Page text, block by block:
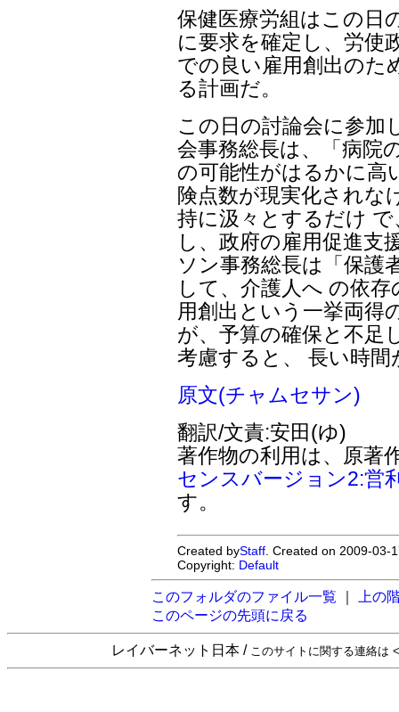
保健医療労組はこの日
に要求を確定し、労使
での良い雇用創出のた
る計画だ。
この日の討論会に参加
会事務総長は、「病院
の可能性がはるかに高
険点数が現実化されな
持に汲々とするだけ
し、政府の雇用促進支
ソン事務総長は「保護
して、介護人へ の依
用創出という一挙両得
が、予算の確保と不足
考慮すると、 長い時
原文(チャムセサン)
翻訳/文責:安田(ゆ)
著作物の利用は、原著
センスバージョン2:営
す。
Created byStaff . Created on 2009-
Copyright: Default
このフォルダのファイル一覧
上の
このページの先頭に戻る
レイバーネット日本 / このサイトに関する連絡は